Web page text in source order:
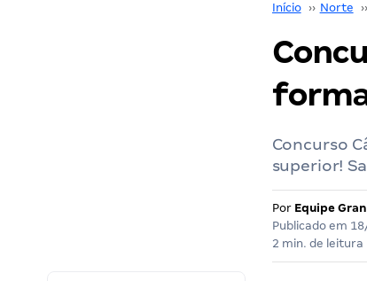
Início ›› Norte ››
Concurso
superior!
Por Equipe Gran
Publicado em
2 min. de leitura